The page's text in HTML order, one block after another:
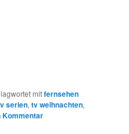
mitfernsehen
serien,tv weihnachten,
Kommentar